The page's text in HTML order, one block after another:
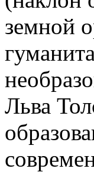
земной
Льва